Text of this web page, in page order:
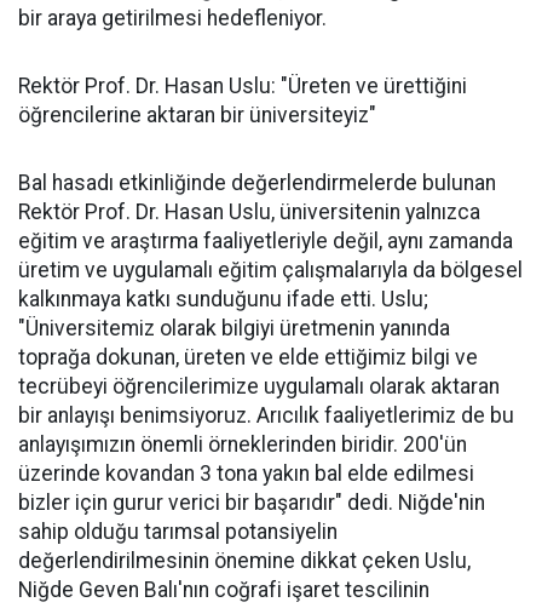
bir araya getirilmesi hedefleniyor.
Rektör Prof. Dr. Hasan Uslu: "Üreten ve ürettiğini
öğrencilerine aktaran bir üniversiteyiz"
Bal hasadı etkinliğinde değerlendirmelerde bulunan
Rektör Prof. Dr. Hasan Uslu, üniversitenin yalnızca
eğitim ve araştırma faaliyetleriyle değil, aynı zamanda
üretim ve uygulamalı eğitim çalışmalarıyla da bölgesel
kalkınmaya katkı sunduğunu ifade etti. Uslu;
"Üniversitemiz olarak bilgiyi üretmenin yanında
toprağa dokunan, üreten ve elde ettiğimiz bilgi ve
tecrübeyi öğrencilerimize uygulamalı olarak aktaran
bir anlayışı benimsiyoruz. Arıcılık faaliyetlerimiz de bu
anlayışımızın önemli örneklerinden biridir. 200'ün
üzerinde kovandan 3 tona yakın bal elde edilmesi
bizler için gurur verici bir başarıdır" dedi. Niğde'nin
sahip olduğu tarımsal potansiyelin
değerlendirilmesinin önemine dikkat çeken Uslu,
Niğde Geven Balı'nın coğrafi işaret tescilinin